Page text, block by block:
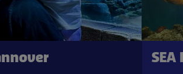
SEA